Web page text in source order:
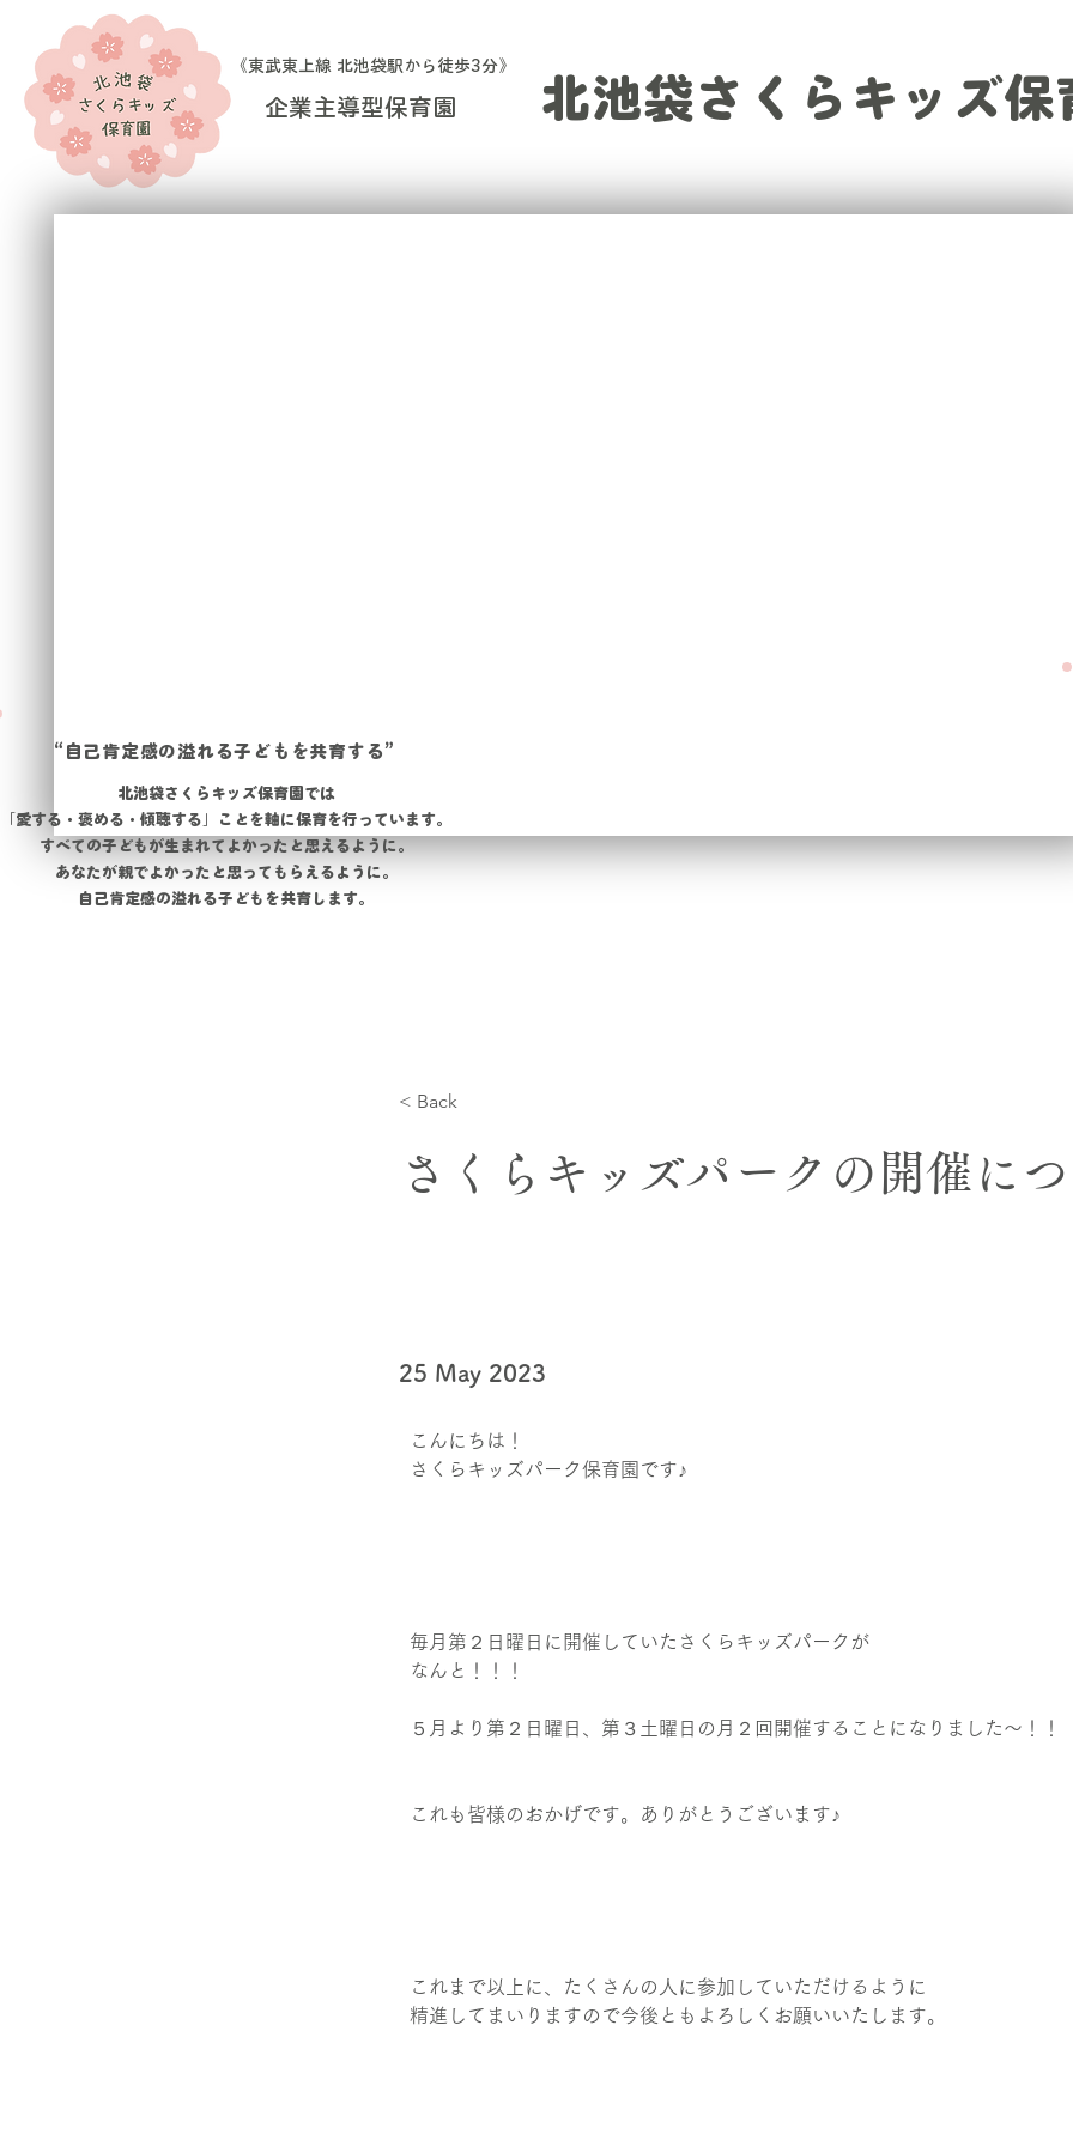
​《東武東上線 北池袋駅から徒歩3分》
企業主導型保育園 北池袋さくらキッズ保
“自己肯定感の溢れる子どもを共育 する”
北池袋さくらキッズ保育園では
「愛する・褒める・傾聴する」ことを軸に保育を行っています。
すべての子どもが生まれてよかったと思えるように。
あなたが親でよかったと思ってもらえるように。
自己肯定感の溢れる子どもを共育します。
< Back
さくらキッズパークの開催に
25 May 2023
こんにちは！
さくらキッズパーク保育園です♪
毎月第２日曜日に開催していたさくらキッズパークが
なんと！！！
５月より第２日曜日、第３土曜日の月２回開催することになりました～！！
これも皆様のおかげです。ありがとうございます♪
これまで以上に、たくさんの人に参加していただけるように
精進してまいりますので今後ともよろしくお願いいたします。